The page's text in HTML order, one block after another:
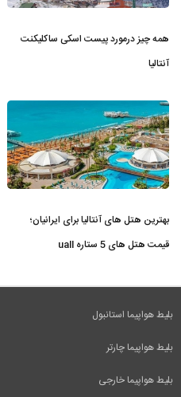
همه چیز درمورد پیست اسکی ساکلیکنت
آنتالیا
بهترین هتل های آنتالیا برای ایرانیان؛
قیمت هتل های 5 ستاره uall
بلیط هواپیما استانبول
بلیط هواپیما چارتر
بلیط هواپیما خارجی